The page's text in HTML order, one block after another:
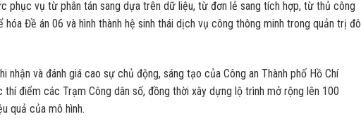
phục vụ từ phân tán sang dựa trên dữ liệu, từ đơn lẻ sang tích hợp, từ thủ công
Đề án 06 và hình thành hệ sinh thái dịch vụ công thông minh trong quản trị đô
và đánh giá cao sự chủ động, sáng tạo của Công an Thành phố Hồ Chí
điểm các Trạm Công dân số, đồng thời xây dựng lộ trình mở rộng lên 100
quả của mô hình.